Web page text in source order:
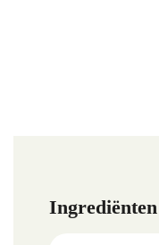
Ingrediënten